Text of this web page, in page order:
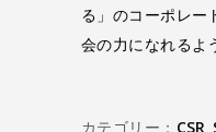
る」のコーポレー
会の力になれるよ
カテゴリー：